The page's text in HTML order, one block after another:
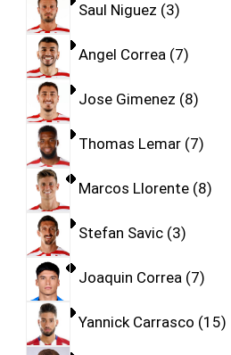
Saul Niguez 3
Angel Correa 7
Jose Gimenez 8
Thomas Lemar 7
Marcos Llorente 8
Stefan Savic 3
Joaquin Correa 7
Yannick Carrasco 15